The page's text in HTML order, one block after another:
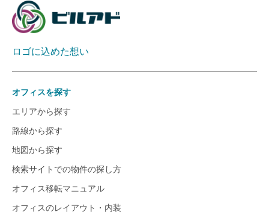
ロゴに込めた想い
オフィスを探す
エリアから探す
路線から探す
地図から探す
検索サイトでの物件の探し方
オフィス移転マニュアル
オフィスのレイアウト・内装